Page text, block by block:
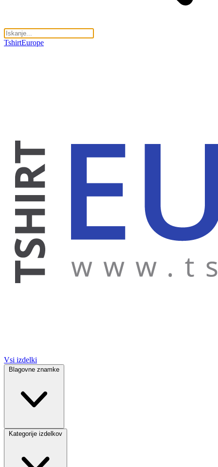
TshirtEurope
Vsi izdelki
Blagovne znamke
Kategorije izdelkov